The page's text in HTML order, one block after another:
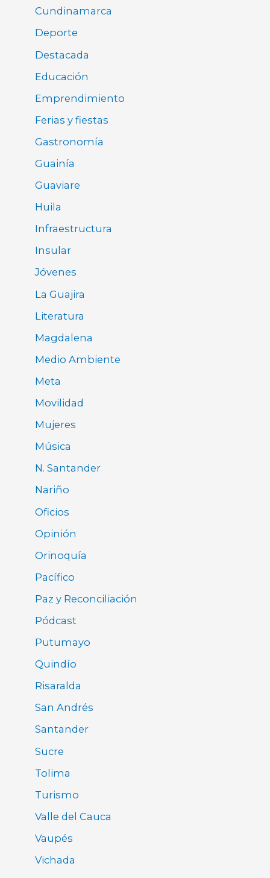
Cundinamarca
Deporte
Destacada
Educación
Emprendimiento
Ferias y fiestas
Gastronomía
Guainía
Guaviare
Huila
Infraestructura
Insular
Jóvenes
La Guajira
Literatura
Magdalena
Medio Ambiente
Meta
Movilidad
Mujeres
Música
N. Santander
Nariño
Oficios
Opinión
Orinoquía
Pacífico
Paz y Reconciliación
Pódcast
Putumayo
Quindío
Risaralda
San Andrés
Santander
Sucre
Tolima
Turismo
Valle del Cauca
Vaupés
Vichada